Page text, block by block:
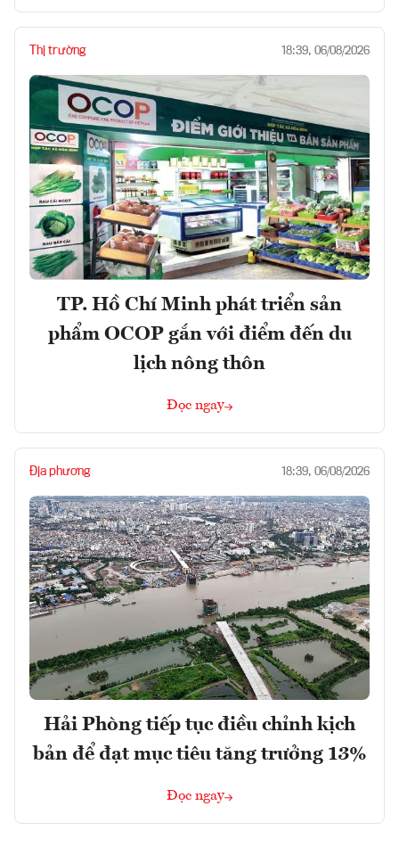
Thị trường 18:39, 06/08/2026
TP. Hồ Chí Minh phát triển sản
phẩm OCOP gắn với điểm đến du
lịch nông thôn
Đọc ngay
Địa phương 18:39, 06/08/2026
Hải Phòng tiếp tục điều chỉnh kịch
bản để đạt mục tiêu tăng trưởng 13%
Đọc ngay